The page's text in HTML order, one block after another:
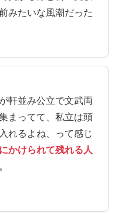
みたいな風潮だった
軒並み公立で文武両
まってて、私立は頭
れるよね、って感じ
かけられて残れる人